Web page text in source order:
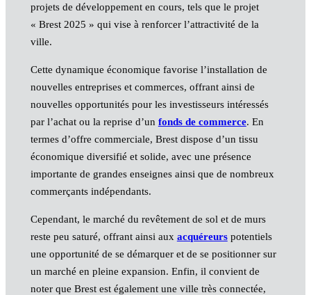
projets de développement en cours, tels que le projet
« Brest 2025 » qui vise à renforcer l’attractivité de la
ville.
Cette dynamique économique favorise l’installation de
nouvelles entreprises et commerces, offrant ainsi de
nouvelles opportunités pour les investisseurs intéressés
par l’achat ou la reprise d’un fonds de commerce. En
termes d’offre commerciale, Brest dispose d’un tissu
économique diversifié et solide, avec une présence
importante de grandes enseignes ainsi que de nombreux
commerçants indépendants.
Cependant, le marché du revêtement de sol et de murs
reste peu saturé, offrant ainsi aux acquéreurspotentiels
une opportunité de se démarquer et de se positionner sur
un marché en pleine expansion. Enfin, il convient de
noter que Brest est également une ville très connectée,